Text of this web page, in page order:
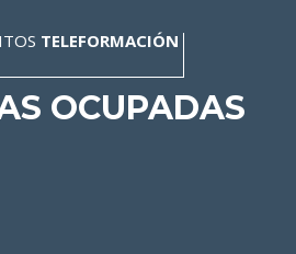
TELEFORMACIÓN
OCUPADAS